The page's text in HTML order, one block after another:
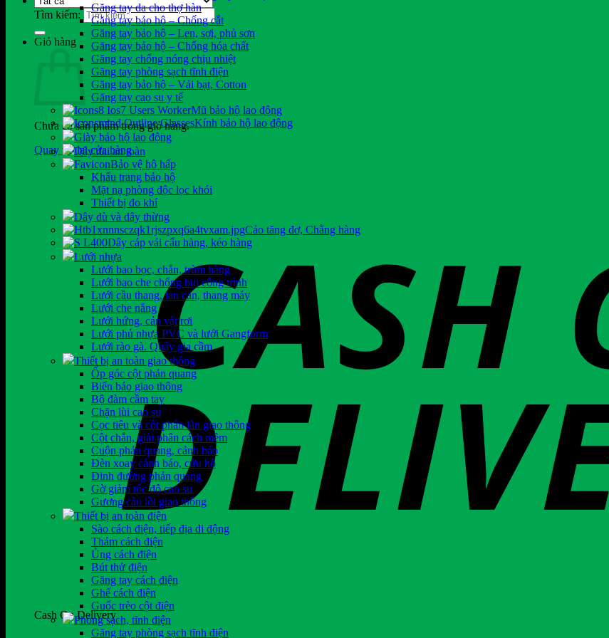
Tìm kiếm:
Giỏ hàng
Chưa có sản phẩm trong giỏ hàng.
Quay trở lại cửa hàng
Cash On Delivery
Găng tay da cho thợ hàn
Găng tay bảo hộ – Chống cắt
Găng tay bảo hộ – Len, sợi, phủ sơn
Găng tay bảo hộ – Chống hóa chất
Găng tay chống nóng chịu nhiệt
Găng tay phòng sạch tĩnh điện
Găng tay bảo hộ – Vải bạt, Cotton
Găng tay cao su y tế
Mũ bảo hộ lao động
Kính bảo hộ lao động
Giày bảo hộ lao động
Dây đai an toàn
Bảo vệ hô hấp
Khẩu trang bảo hộ
Mặt nạ phòng độc lọc khói
Thiết bị đo khí
Dây dù và dây thừng
Cảo tăng đơ, Chằng hàng
Dây cáp vải cẩu hàng, kéo hàng
Lưới nhựa
Lưới bao bọc, chắn, trùm hàng
Lưới bao che chống bụi công trình
Lưới cầu thang, lan can, thang máy
Lưới che nắng
Lưới hứng, cản vật rơi
Lưới phủ nhựa PVC và lưới Gangform
Lưới rào gà. Quây gia cầm
Thiết bị an toàn giao thông
Ốp góc cột phản quang
Biển báo giao thông
Bộ đàm cầm tay
Chặn lùi cao su
Cọc tiêu và cột phân làn giao thông
Cột chắn, giải phân cách mềm
Cuộn phản quang, cảnh báo
Đèn xoay cảnh báo, cứu hộ
Đinh đường phản quang
Gờ giảm tốc độ cao su
Gương cầu lồi giao thông
Thiết bị an toàn điện
Sào cách điện, tiếp địa di động
Thảm cách điện
Ủng cách điện
Bút thử điện
Găng tay cách điện
Ghế cách điện
Guốc trèo cột điện
Phòng sạch, tĩnh điện
Găng tay phòng sạch tĩnh điện